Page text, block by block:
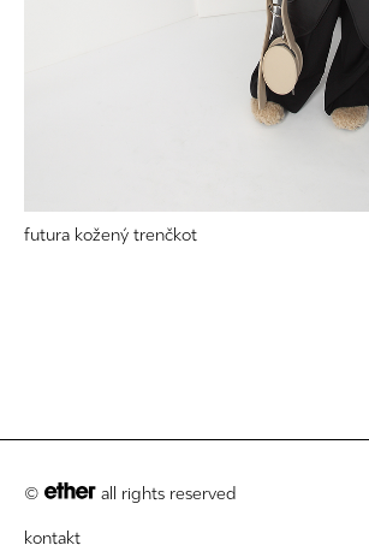
futura kožený trenčkot
© all rights reserved
kontakt